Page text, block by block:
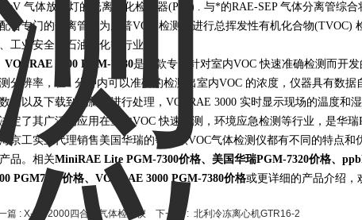
气体放电灯的光离子化检测器(PID) . 与*的RAE-SEP 气体分离管综
合专门的分离管作为广普VOC 检测器进行总挥发性有机化合物(TVOC)
工业安全、石油石化等行业.
VOCRAE 3000 PGM-7380是一款专门针对室内VOC 快速准确检测而开
分辨率，在1 分钟内可以准确的检测出室内VOC 的浓度，仪器具有数
据以及下载到电脑上进行处理，VOCRAE 3000 实时显示现场的温度和
定了其广泛的应用在室内VOC 快速检测，环境应急检测等行业，是华瑞
京工实业代理销售美国华瑞的每一款VOC气体检测仪都有不同的特点
品。相关MiniRAE Lite PGM-7300价格、 美国华瑞PGM-7320价格、
PGM7360价格、VOCRAE 3000 PGM-7380价格或更详细的产品介绍，
篇 : X-AM2000四合一气体检测仪 下一篇 : 北利冷冻离心机GTR16-2